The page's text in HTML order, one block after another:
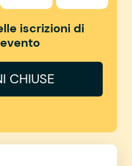
iscrizioni di
CHIUSE